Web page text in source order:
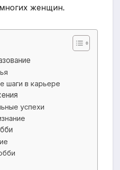
женщин.
шаги в карьере
успехи